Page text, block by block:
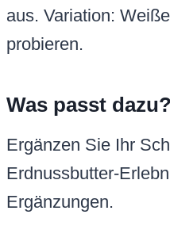
aus. Variation:
probieren.
Was passt dazu?
Ergänzen Sie Ihr
Erdnussbutter-
Ergänzungen.